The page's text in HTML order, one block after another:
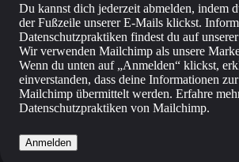
Du kannst dich jederzeit abmelden, indem
der Fußzeile unserer E-Mails klickst.
Datenschutzpraktiken findest du auf
Wir verwenden Mailchimp als unsere
Wenn du unten auf „Anmelden“ klickst,
einverstanden, dass deine Informationen
Mailchimp übermittelt werden. Erfahre
Datenschutzpraktiken von Mailchimp.
Anmelden